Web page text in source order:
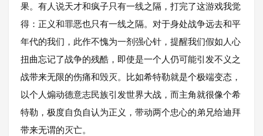
果。有人说天才和疯子只有一线之隔，打完了这游戏我觉
得：正义和罪恶也只有一线之隔。对于身处战争远去和平
年代的我们，此作不愧为一剂强心针，提醒我们假如人心
扭曲忘记了战争的残酷，即使是一个人仍可能引发不义之
战带来无限的伤痛和毁灭。比如希特勒就是个极端变态，
以个人煽动德意志民族引发世界大战，而主角就很像个希
特勒，极度自负自认为正义，带动两个忠心的弟兄给迪拜
带来无谓的灭亡。